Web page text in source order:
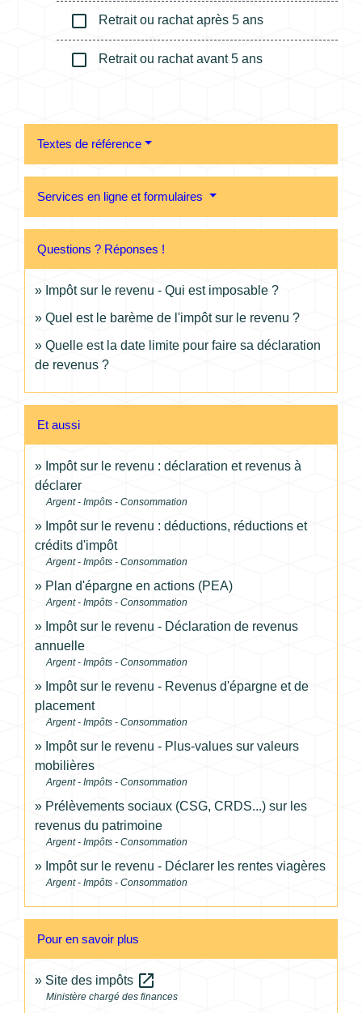
check_box_outline_blank Retrait ou rachat après 5 ans
check_box_outline_blank Retrait ou rachat avant 5 ans
Textes de référence
Services en ligne et formulaires
Questions ? Réponses !
Impôt sur le revenu - Qui est imposable ?
Quel est le barème de l'impôt sur le revenu ?
Quelle est la date limite pour faire sa déclaration
de revenus ?
Et aussi
Impôt sur le revenu : déclaration et revenus à
déclarer
Argent - Impôts - Consommation
Impôt sur le revenu : déductions, réductions et
crédits d'impôt
Argent - Impôts - Consommation
Plan d'épargne en actions (PEA)
Argent - Impôts - Consommation
Impôt sur le revenu - Déclaration de revenus
annuelle
Argent - Impôts - Consommation
Impôt sur le revenu - Revenus d'épargne et de
placement
Argent - Impôts - Consommation
Impôt sur le revenu - Plus-values sur valeurs
mobilières
Argent - Impôts - Consommation
Prélèvements sociaux (CSG, CRDS...) sur les
revenus du patrimoine
Argent - Impôts - Consommation
Impôt sur le revenu - Déclarer les rentes viagères
Argent - Impôts - Consommation
Pour en savoir plus
Site des impôts open_in_new
Ministère chargé des finances